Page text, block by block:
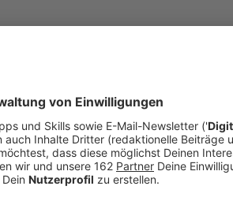
noch nicht ganz, aber
locken unsere Badeseen wieder
Entspannung suchende
gut 20 Minuten bis zum nächsten
hier:
arcgis/apps/instant/